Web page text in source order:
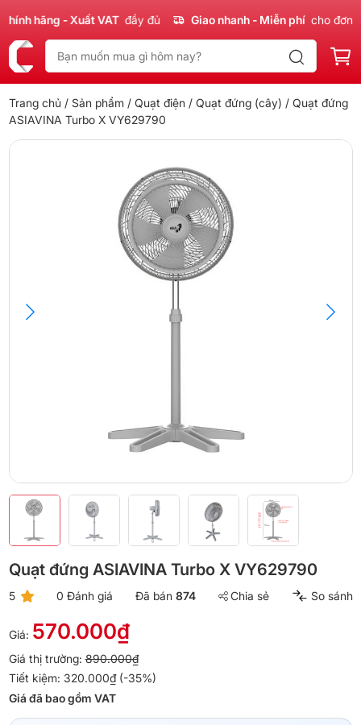
hãng - Xuất VAT đầy đủ Giao nhanh - Miễn phí cho đơn
Trang chủ / Sản phẩm / Quạt điện / Quạt đứng (cây) / Quạt đứng
ASIAVINA Turbo X VY629790
Quạt đứng ASIAVINA Turbo X VY629790
5 0 Đánh giá Đã bán 874 Chia sẻ So sánh
Giá: 570.000₫
Giá thị trường:890.000₫
Tiết kiệm: 320.000₫ (-35%)
Giá đã bao gồm VAT